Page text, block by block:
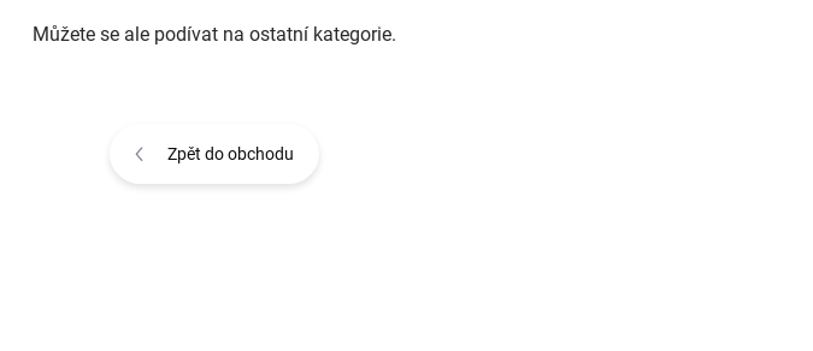
Můžete se ale podívat na ostatní kategorie.
Zpět do obchodu